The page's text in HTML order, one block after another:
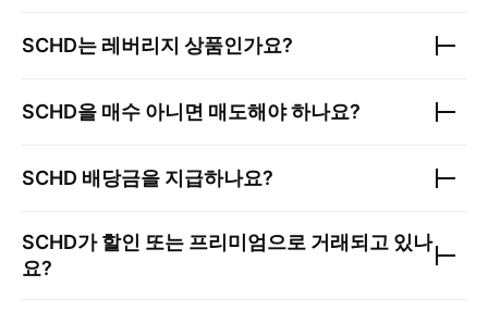
SCHD는 레버리지 상품인가요?
SCHD을 매수 아니면 매도해야 하나요?
SCHD 배당금을 지급하나요?
SCHD가 할인 또는 프리미엄으로 거래되고 있나
요?